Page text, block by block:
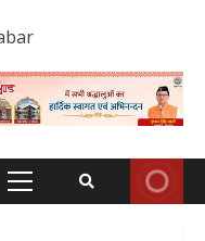
Primary